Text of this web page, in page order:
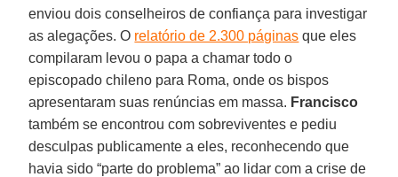
enviou dois conselheiros de confiança para investigar
as alegações. O relatório de 2.300 páginas que eles
compilaram levou o papa a chamar todo o
episcopado chileno para Roma, onde os bispos
apresentaram suas renúncias em massa. Francisco
também se encontrou com sobreviventes e pediu
desculpas publicamente a eles, reconhecendo que
havia sido “parte do problema” ao lidar com a crise de